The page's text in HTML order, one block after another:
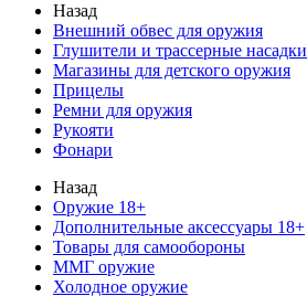
Назад
Внешний обвес для оружия
Глушители и трассерные насадки
Магазины для детского оружия
Прицелы
Ремни для оружия
Рукояти
Фонари
Назад
Оружие 18+
Дополнительные аксессуары 18+
Товары для самообороны
ММГ оружие
Холодное оружие